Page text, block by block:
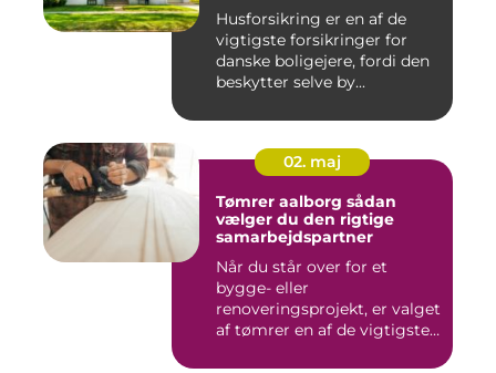
Husforsikring er en af de
vigtigste forsikringer for
danske boligejere, fordi den
beskytter selve by...
02. maj
Tømrer aalborg sådan
vælger du den rigtige
samarbejdspartner
Når du står over for et
bygge- eller
renoveringsprojekt, er valget
af tømrer en af de vigtigste